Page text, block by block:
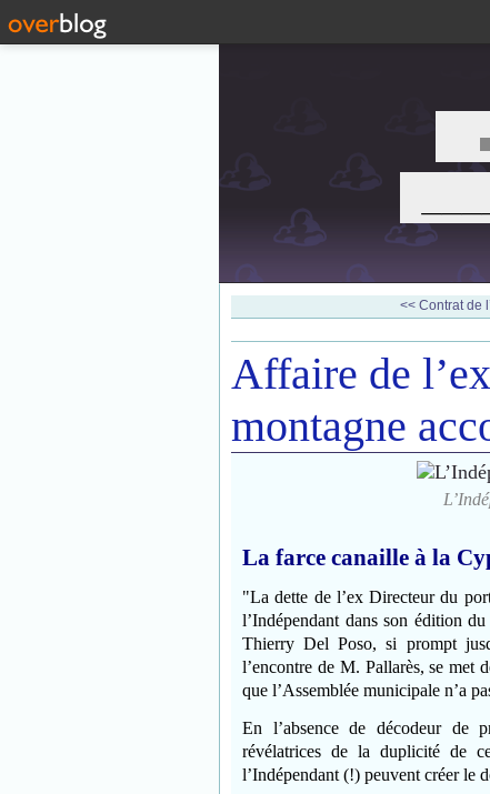
<< Contrat de
Affaire de
montagne
La farce canaille à la
"La dette de l’ex Directeur du
l’Indépendant dans son édition
Thierry Del Poso, si prompt
l’encontre de M. Pallarès, se met
que l’Assemblée municipale n’a
En l’absence de décodeur de
révélatrices de la duplicité de
l’Indépendant (!) peuvent créer le